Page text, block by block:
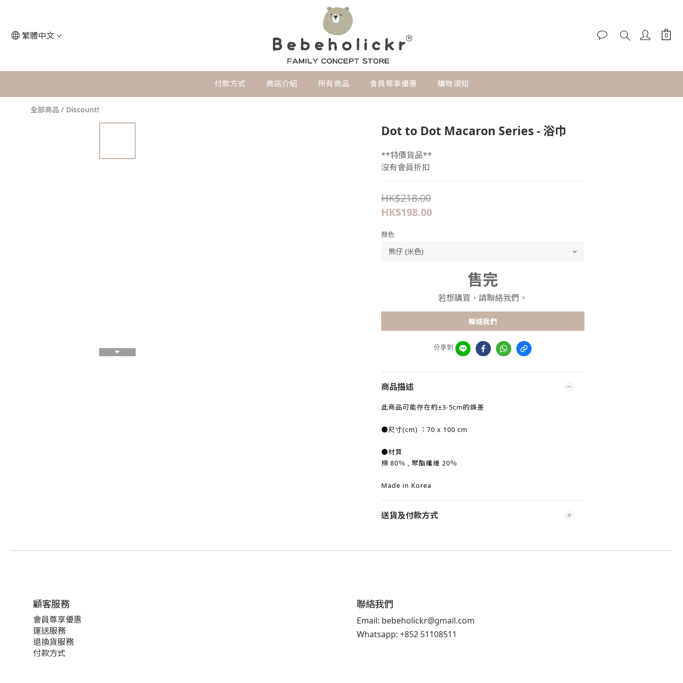
繁體中文
付款方式 商店介紹 所有商品 會員尊享優惠 購物須知
全部商品 / Discount!
Dot to Dot Macaron Series - 浴巾
**特價貨品**
沒有會員折扣
HK$218.00
HK$198.00
顏色
售完
若想購買，請聯絡我們。
聯絡我們
分享到
商品描述
此商品可能存在約±3-5cm的誤差
●尺寸(cm) ：70 x 100 cm
●材質
棉 80％ , 聚酯纖維 20％
Made in Korea
送貨及付款方式
顧客服務
會員尊享優惠
運送服務
退換貨服務
付款方式
聯絡我們
Email: bebeholickr@gmail.com
Whatsapp: +852 51108511